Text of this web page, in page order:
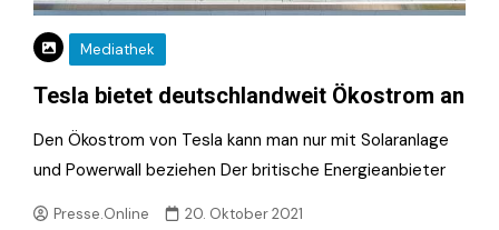
Mediathek
Tesla bietet deutschlandweit Ökostrom an
Den Ökostrom von Tesla kann man nur mit Solaranlage
und Powerwall beziehen Der britische Energieanbieter
Presse.Online 20. Oktober 2021